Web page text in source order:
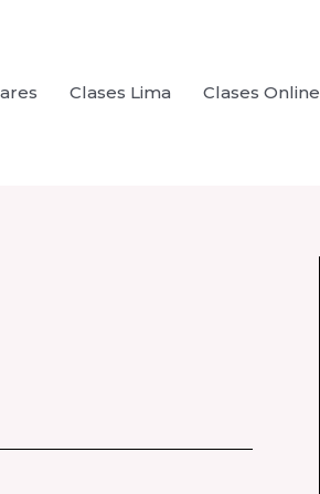
Clases Lima Clases Online